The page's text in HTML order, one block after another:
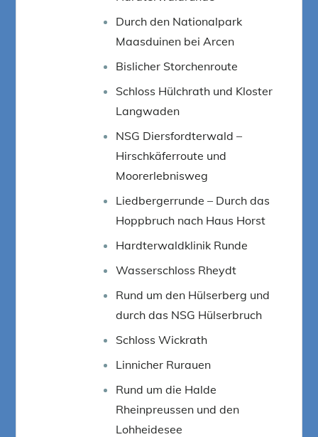
Durch den Nationalpark
Maasduinen bei Arcen
Bislicher Storchenroute
Schloss Hülchrath und Kloster
Langwaden
NSG Diersfordterwald –
Hirschkäferroute und
Moorerlebnisweg
Liedbergerrunde – Durch das
Hoppbruch nach Haus Horst
Hardterwaldklinik Runde
Wasserschloss Rheydt
Rund um den Hülserberg und
durch das NSG Hülserbruch
Schloss Wickrath
Linnicher Rurauen
Rund um die Halde
Rheinpreussen und den
Lohheidesee